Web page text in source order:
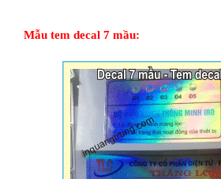
Mẫu tem decal 7 mầu: